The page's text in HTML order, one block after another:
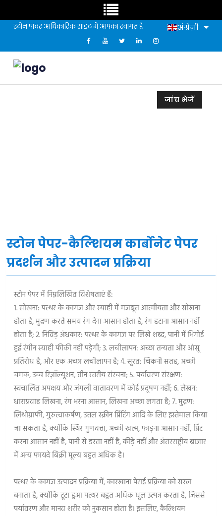
स्टोन पावर आधिकारिक साइट में आपका स्वागत है अंग्रेज़ी
जांच भेजें
स्टोन पेपर-कैल्शियम कार्बोनेट पेपर
प्रदर्शन और उत्पादन प्रक्रिया
स्टोन पेपर में निम्नलिखित विशेषताएं हैं:
1. सोखना: पत्थर के कागज और स्याही में मजबूत आत्मीयता और सोखना
होता है, मुद्रण करते समय रंग देना आसान होता है, रंग हटाना आसान नहीं
होता है; 2. निविड़ अंधकार: पत्थर के कागज पर लिखे शब्द, पानी में भिगोई
हुई रंगीन स्याही फीकी नहीं पड़ेगी; 3. लचीलापन: अच्छा तन्यता और आंसू
प्रतिरोध है, और एक अच्छा लचीलापन है; 4. सूरत: चिकनी सतह, अच्छी
चमक, उच्च रिज़ॉल्यूशन, तीन स्तरीय संरचना; 5. पर्यावरण संरक्षण:
स्वचालित अपक्षय और जंगली वातावरण में कोई प्रदूषण नहीं; 6. लेखन:
धाराप्रवाह लिखना, रंग भरना आसान, लिखना अच्छा लगता है; 7. मुद्रण:
लिथोग्राफी, गुरुत्वाकर्षण, उत्तल स्क्रीन प्रिंटिंग आदि के लिए इस्तेमाल किया
जा सकता है, क्योंकि स्थिर गुणवत्ता, अच्छी खत्म, फाड़ना आसान नहीं, प्रिंट
करना आसान नहीं है, पानी से डरता नहीं है, कीड़े नहीं और अंतरराष्ट्रीय बाजार
में अन्य फायदे बिक्री मूल्य बहुत अधिक है।
पत्थर के कागज उत्पादन प्रक्रिया में, कारखाना पेराई प्रक्रिया को सरल
बनाता है, क्योंकि टूटा हुआ पत्थर बहुत अधिक धूल उत्पन्न करता है, जिससे
पर्यावरण और मानव शरीर को नुकसान होता है। इसलिए, कैल्शियम